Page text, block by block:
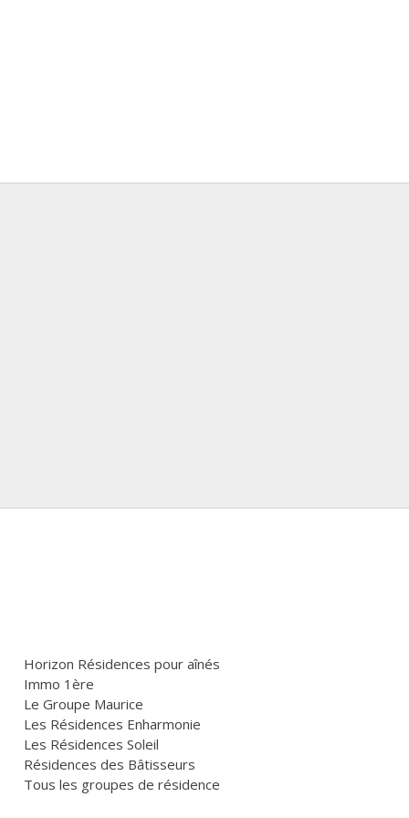
Horizon Résidences pour aînés
Immo 1ère
Le Groupe Maurice
Les Résidences Enharmonie
Les Résidences Soleil
Résidences des Bâtisseurs
Tous les groupes de résidence